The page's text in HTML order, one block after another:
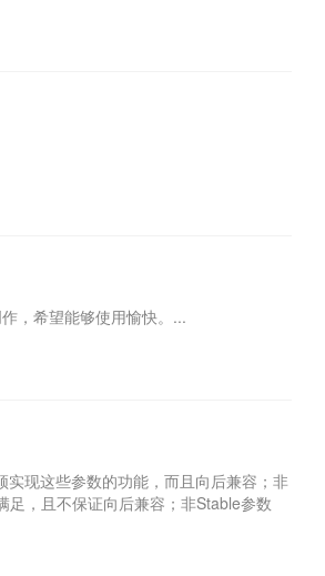
，希望能够使用愉快。...
现这些参数的功能，而且向后兼容；非
，且不保证向后兼容；非Stable参数